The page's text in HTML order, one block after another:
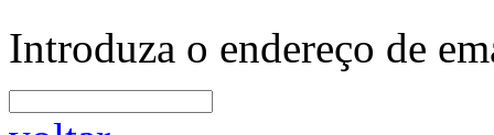
Introduza o endereço de